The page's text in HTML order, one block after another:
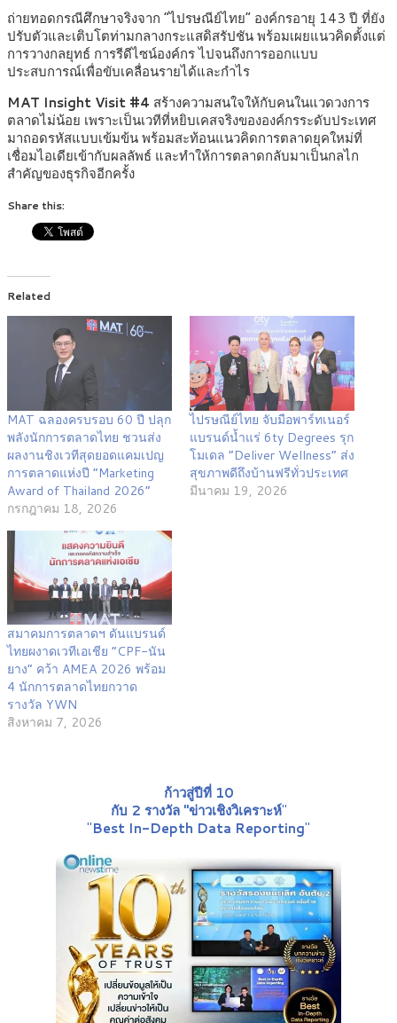
ถ่ายทอดกรณีศึกษาจริงจาก “ไปรษณีย์ไทย” องค์กรอายุ 143 ปี ที่ยัง
ปรับตัวและเติบโตท่ามกลางกระแสดิสรัปชัน พร้อมเผยแนวคิดตั้งแต่
การวางกลยุทธ์ การรีดีไซน์องค์กร ไปจนถึงการออกแบบ
ประสบการณ์เพื่อขับเคลื่อนรายได้และกำไร
MAT Insight Visit #4 สร้างความสนใจให้กับคนในแวดวงการ
ตลาดไม่น้อย เพราะเป็นเวทีที่หยิบเคสจริงขององค์กรระดับประเทศ
มาถอดรหัสแบบเข้มข้น พร้อมสะท้อนแนวคิดการตลาดยุคใหม่ที่
เชื่อมไอเดียเข้ากับผลลัพธ์ และทำให้การตลาดกลับมาเป็นกลไก
สำคัญของธุรกิจอีกครั้ง
Share this:
Related
MAT ฉลองครบรอบ 60 ปี ปลุก
พลังนักการตลาดไทย ชวนส่ง
ผลงานชิงเวทีสุดยอดแคมเปญ
การตลาดแห่งปี “Marketing
Award of Thailand 2026”
กรกฎาคม 18, 2026
ไปรษณีย์ไทย จับมือพาร์ทเนอร์
แบรนด์น้ำแร่ 6ty Degrees รุก
โมเดล “Deliver Wellness” ส่ง
สุขภาพดีถึงบ้านฟรีทั่วประเทศ
มีนาคม 19, 2026
สมาคมการตลาดฯ ดันแบรนด์
ไทยผงาดเวทีเอเชีย “CPF-นัน
ยาง” คว้า AMEA 2026 พร้อม
4 นักการตลาดไทยกวาด
รางวัล YWN
สิงหาคม 7, 2026
ก้าวสู่ปีที่ 10
กับ 2 รางวัล "ข่าวเชิงวิเคราะห์"
"Best In-Depth Data Reporting"